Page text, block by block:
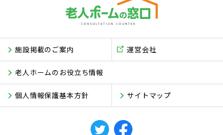
施設掲載のご案内
老人ホームのお役立ち情報
サイトマップ
運営会社
個人情報保護基本方針